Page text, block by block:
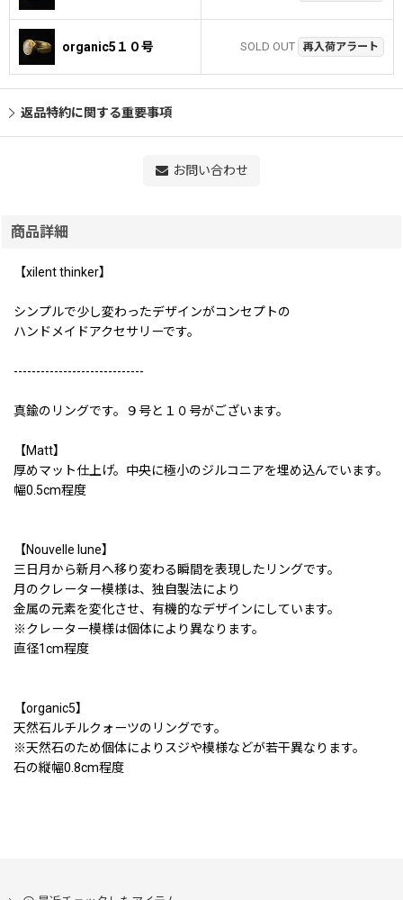
organic5１０号 SOLD OUT 再入荷アラート
返品特約に関する重要事項
お問い合わせ
商品詳細
【xilent thinker】
シンプルで少し変わったデザインがコンセプトの
ハンドメイドアクセサリーです。
-----------------------------
真鍮のリングです。９号と１０号がございます。
【Matt】
厚めマット仕上げ。中央に極小のジルコニアを埋め込んでいます。
幅0.5cm程度
【Nouvelle lune】
三日月から新月へ移り変わる瞬間を表現したリングです。
月のクレーター模様は、独自製法により
金属の元素を変化させ、有機的なデザインにしています。
※クレーター模様は個体により異なります。
直径1cm程度
【organic5】
天然石ルチルクォーツのリングです。
※天然石のため個体によりスジや模様などが若干異なります。
石の縦幅0.8cm程度